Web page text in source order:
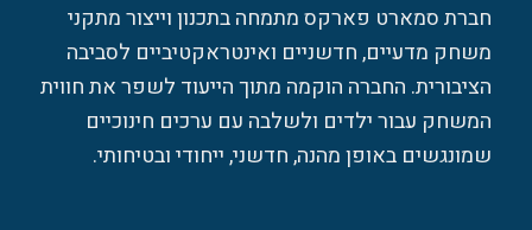
חברת סמארט פארקס מתמחה בתכנון וייצור מתקני
משחק מדעיים, חדשניים ואינטראקטיביים לסביבה
הציבורית. החברה הוקמה מתוך הייעוד לשפר את חווית
המשחק עבור ילדים ולשלבה עם ערכים חינוכיים
שמונגשים באופן מהנה, חדשני, ייחודי ובטיחותי.